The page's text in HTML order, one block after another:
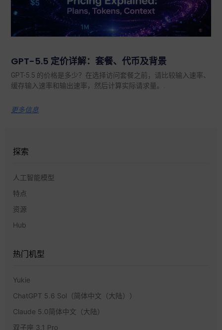
GPT-5.5 定价详解：套餐、代币及背景
GPT-5.5 的价格是多少？在选择访问套餐之前，请比较输入速率、
缓存输入速率和输出速率，然后计算实际请求量。.
更多信息
探索
人工智能模型
特点
资源
Hub
热门机型
Yukie
ChatGPT 5.6 Sol（简体中文（大陆））
Claude 5.0简体中文（大陆）
双子座 3.1 Pro